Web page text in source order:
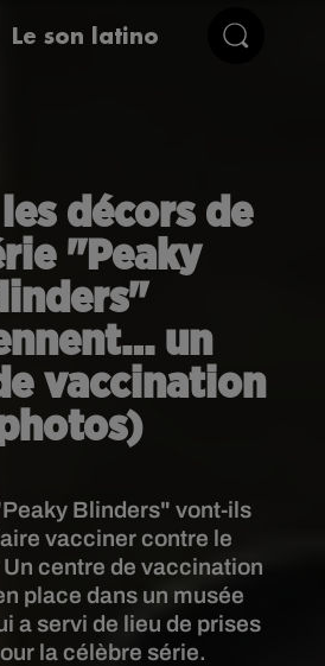
Le son latino
décors de
"Peaky
un
vaccination
Blinders" vont-ils
vacciner contre le
centre de vaccination
place dans un musée
a servi de lieu de prises
la célèbre série.